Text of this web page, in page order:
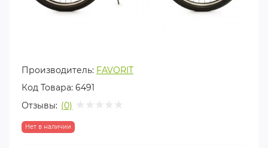
Производитель: FAVORIT
Код Товара: 6491
Отзывы: (0)
Нет в наличии